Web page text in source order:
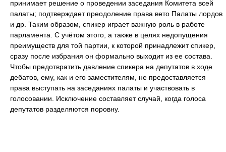
принимает решение о проведении заседания Комитета всей
палаты; подтверждает преодоление права вето Палаты лордов
и др. Таким образом, спикер играет важную роль в работе
парламента. С учётом этого, а также в целях недопущения
преимуществ для той партии, к которой принадлежит спикер,
сразу после избрания он формально выходит из ее состава.
Чтобы предотвратить давление спикера на депутатов в ходе
дебатов, ему, как и его заместителям, не предоставляется
права выступать на заседаниях палаты и участвовать в
голосовании. Исключение составляет случай, когда голоса
депутатов разделяются поровну.